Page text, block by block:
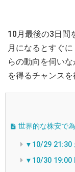
10月最後の3日間
月になるとすぐ
らの動向を伺い
を得るチャンスを
世界的な株安で
▼10/29 21:30
▼10/30 19:00